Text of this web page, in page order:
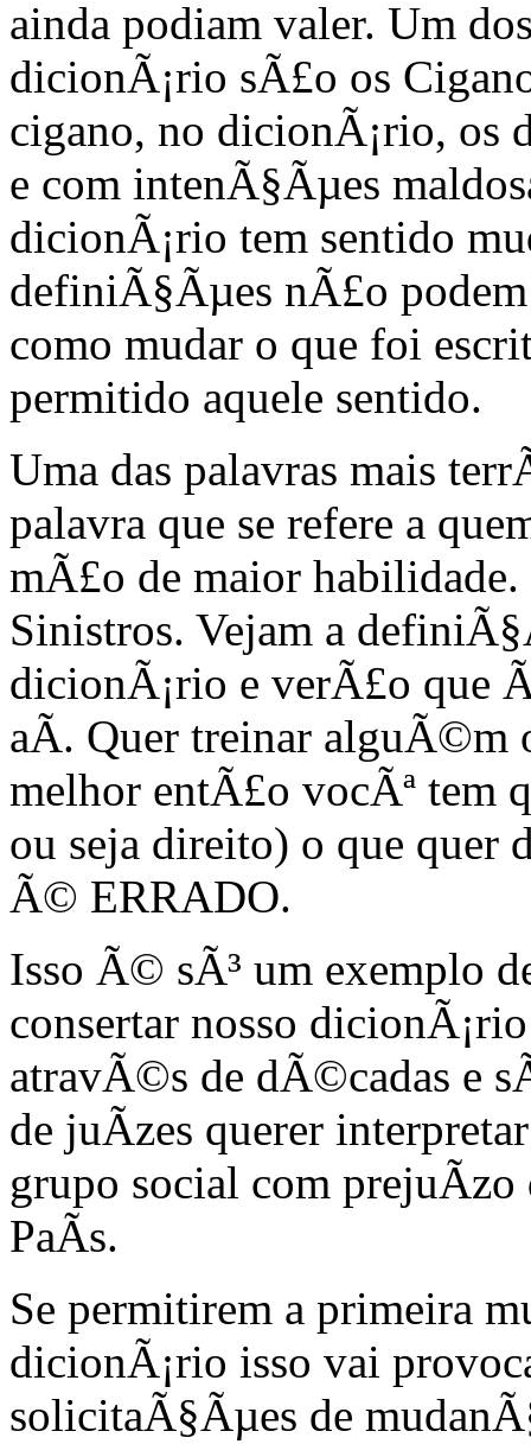
ainda podiam valer. Um
dicionÃ¡rio sÃ£o os
cigano, no dicionÃ¡rio, os
e com intenÃ§Ãµes
dicionÃ¡rio tem sentido
definiÃ§Ãµes nÃ£o
como mudar o que foi
permitido aquele sentido.
Uma das palavras mais
palavra que se refere a
mÃ£o de maior habilidade.
Sinistros. Vejam a
dicionÃ¡rio e verÃ£o que
aÃ­. Quer treinar alguÃ©m
melhor entÃ£o vocÃª tem
ou seja direito) o que
Ã© ERRADO.
Isso Ã© sÃ³ um exemplo
consertar nosso
atravÃ©s de dÃ©cadas e
de juÃ­zes querer
grupo social com prejuÃ­zo
PaÃ­s.
Se permitirem a primeira
dicionÃ¡rio isso vai
solicitaÃ§Ãµes de